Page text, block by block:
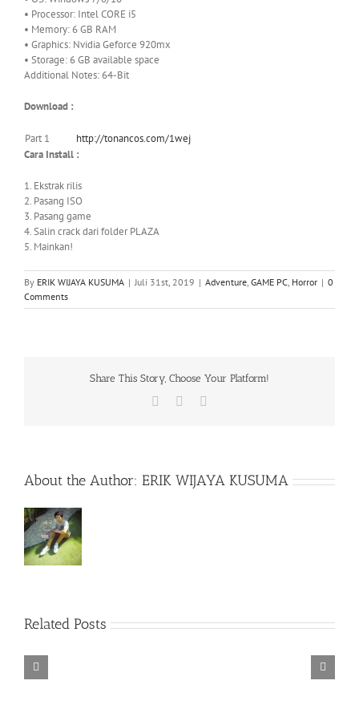
• Processor: Intel CORE i5
• Memory: 6 GB RAM
• Graphics: Nvidia Geforce 920mx
• Storage: 6 GB available space
Additional Notes: 64-Bit
Download :
Part 1
http://tonancos.com/1wej
Cara Install :
1. Ekstrak rilis
2. Pasang ISO
3. Pasang game
4. Salin crack dari folder PLAZA
5. Mainkan!
By ERIK WIJAYA KUSUMA | Juli 31st, 2019 | Adventure, GAME PC, Horror | 0
Comments
Share This Story, Choose Your Platform!
Facebook
About the Author: ERIK WIJAYA KUSUMA
Related Posts
Descenders
Bikeout-